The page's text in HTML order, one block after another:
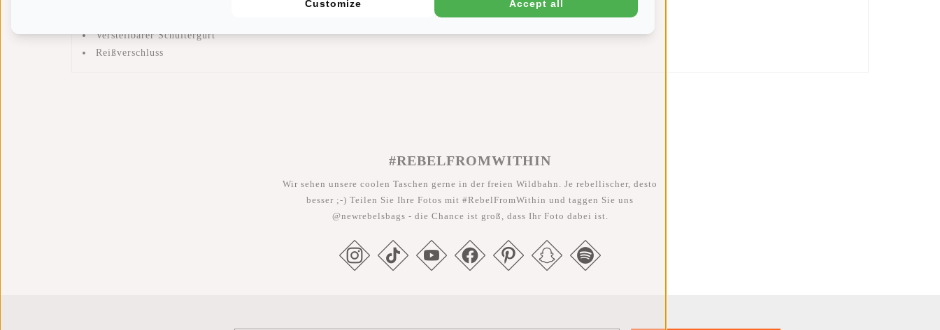
Verstellbarer Schultergurt
Reißverschluss
#REBELFROMWITHIN
Wir sehen unsere coolen Taschen gerne in der freien Wildbahn. Je rebellischer, desto
besser ;-) Teilen Sie Ihre Fotos mit #RebelFromWithin und taggen Sie uns
@newrebelsbags - die Chance ist groß, dass Ihr Foto dabei ist.
Customize Accept all